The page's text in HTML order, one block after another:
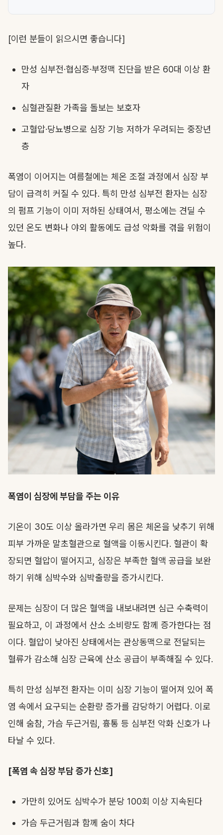
[이런 분들이 읽으시면 좋습니다]
만성 심부전·협심증·부정맥 진단을 받은 60대 이상 환
자
심혈관질환 가족을 돌보는 보호자
고혈압·당뇨병으로 심장 기능 저하가 우려되는 중장년
층
폭염이 이어지는 여름철에는 체온 조절 과정에서 심장 부
담이 급격히 커질 수 있다. 특히 만성 심부전 환자는 심장
의 펌프 기능이 이미 저하된 상태여서, 평소에는 견딜 수
있던 온도 변화나 야외 활동에도 급성 악화를 겪을 위험이
높다.
폭염이 심장에 부담을 주는 이유
기온이 30도 이상 올라가면 우리 몸은 체온을 낮추기 위해
피부 가까운 말초혈관으로 혈액을 이동시킨다. 혈관이 확
장되면 혈압이 떨어지고, 심장은 부족한 혈액 공급을 보완
하기 위해 심박수와 심박출량을 증가시킨다.
문제는 심장이 더 많은 혈액을 내보내려면 심근 수축력이
필요하고, 이 과정에서 산소 소비량도 함께 증가한다는 점
이다. 혈압이 낮아진 상태에서는 관상동맥으로 전달되는
혈류가 감소해 심장 근육에 산소 공급이 부족해질 수 있다.
특히 만성 심부전 환자는 이미 심장 기능이 떨어져 있어 폭
염 속에서 요구되는 순환량 증가를 감당하기 어렵다. 이로
인해 숨참, 가슴 두근거림, 흉통 등 심부전 악화 신호가 나
타날 수 있다.
[폭염 속 심장 부담 증가 신호]
가만히 있어도 심박수가 분당 100회 이상 지속된다
가슴 두근거림과 함께 숨이 차다